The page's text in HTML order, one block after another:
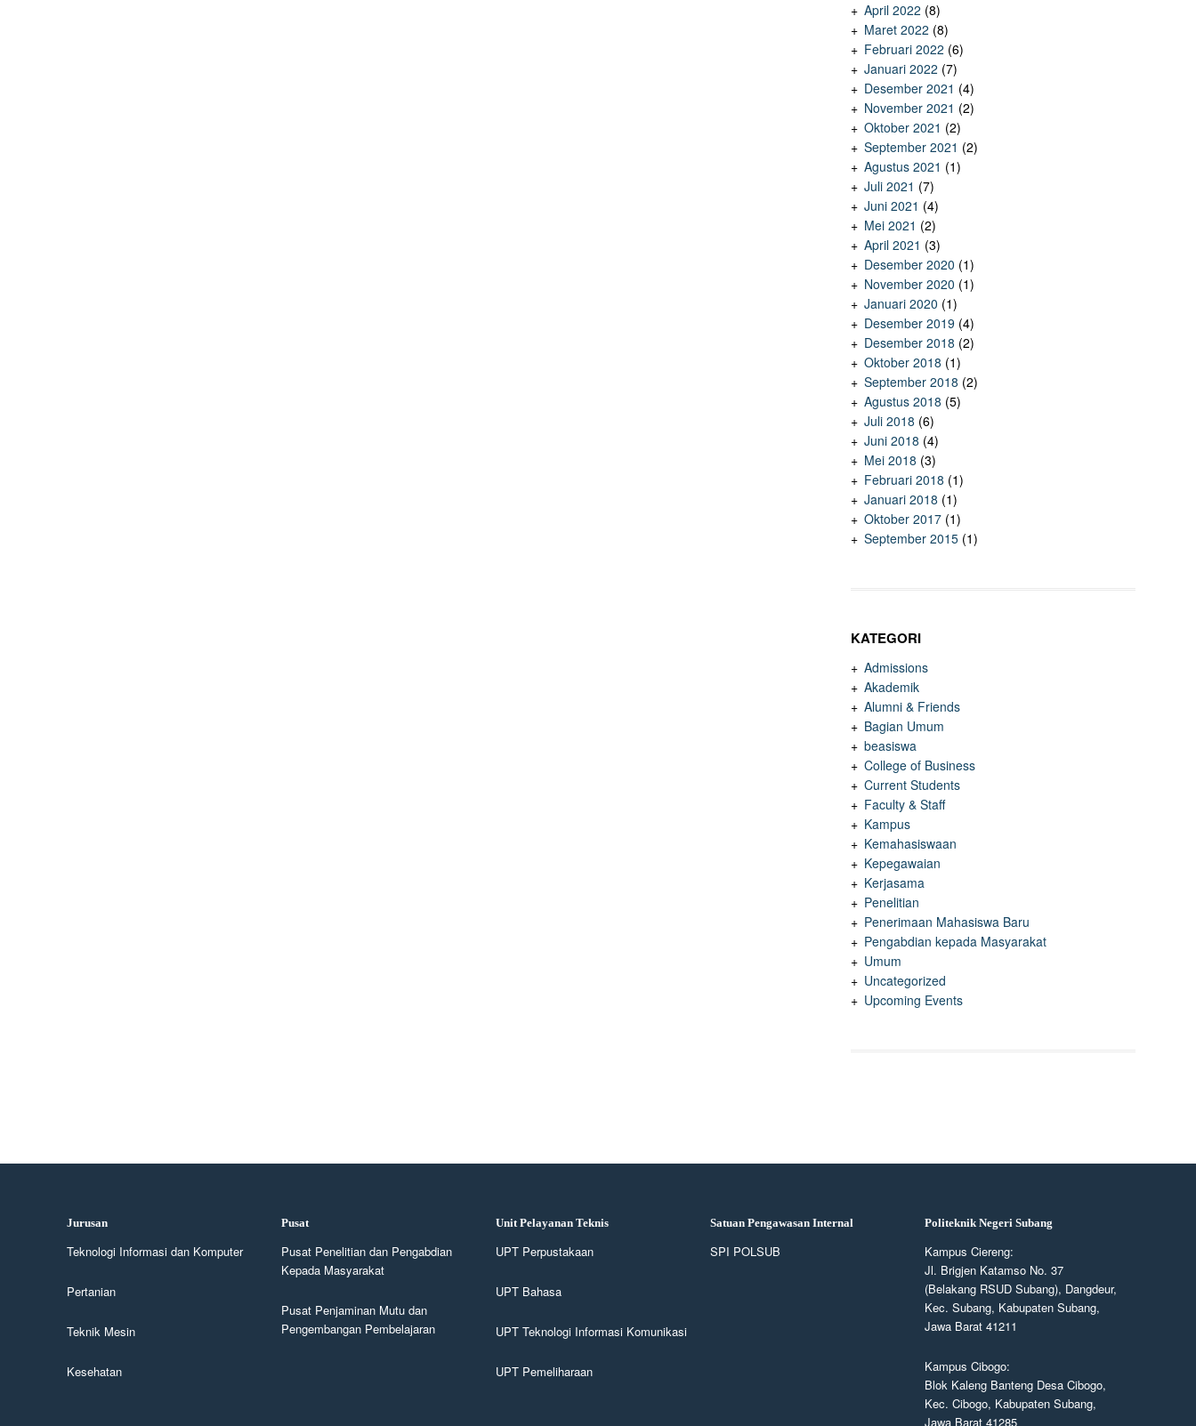
April 2022 (8)
Maret 2022 (8)
Februari 2022 (6)
Januari 2022 (7)
Desember 2021 (4)
November 2021 (2)
Oktober 2021 (2)
September 2021 (2)
Agustus 2021 (1)
Juli 2021 (7)
Juni 2021 (4)
Mei 2021 (2)
April 2021 (3)
Desember 2020 (1)
November 2020 (1)
Januari 2020 (1)
Desember 2019 (4)
Desember 2018 (2)
Oktober 2018 (1)
September 2018 (2)
Agustus 2018 (5)
Juli 2018 (6)
Juni 2018 (4)
Mei 2018 (3)
Februari 2018 (1)
Januari 2018 (1)
Oktober 2017 (1)
September 2015 (1)
KATEGORI
Admissions
Akademik
Alumni & Friends
Bagian Umum
beasiswa
College of Business
Current Students
Faculty & Staff
Kampus
Kemahasiswaan
Kepegawaian
Kerjasama
Penelitian
Penerimaan Mahasiswa Baru
Pengabdian kepada Masyarakat
Umum
Uncategorized
Upcoming Events
Jurusan
Teknologi Informasi dan Komputer
Pertanian
Teknik Mesin
Kesehatan
Pusat
Pusat Penelitian dan Pengabdian
Kepada Masyarakat
Pusat Penjaminan Mutu dan
Pengembangan Pembelajaran
Unit Pelayanan Teknis
UPT Perpustakaan
UPT Bahasa
UPT Teknologi Informasi Komunikasi
UPT Pemeliharaan
Satuan Pengawasan Internal
SPI POLSUB
Politeknik Negeri Subang
Kampus Ciereng:
Jl. Brigjen Katamso No. 37
(Belakang RSUD Subang), Dangdeur,
Kec. Subang, Kabupaten Subang,
Jawa Barat 41211
Kampus Cibogo:
Blok Kaleng Banteng Desa Cibogo,
Kec. Cibogo, Kabupaten Subang,
Jawa Barat 41285